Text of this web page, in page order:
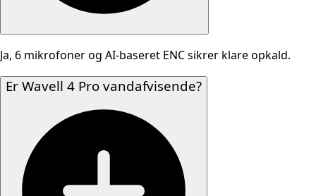
Ja, 6 mikrofoner og AI-baseret ENC sikrer klare opkald.
Er Wavell 4 Pro vandafvisende?